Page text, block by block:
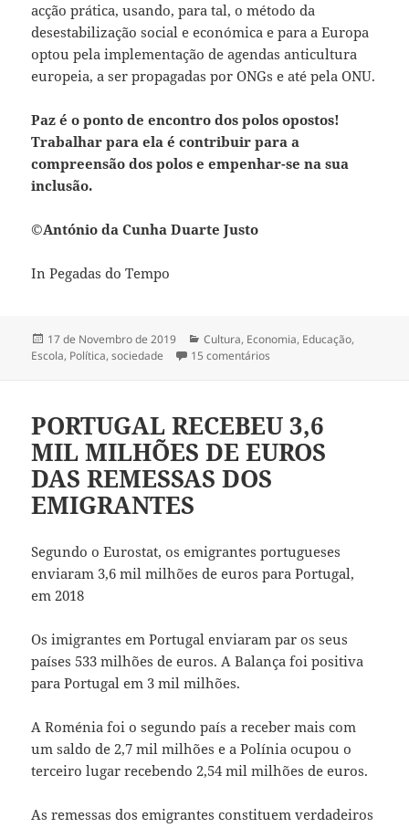
acção prática, usando, para tal, o método da
desestabilização social e económica e para a Europa
optou pela implementação de agendas anticultura
europeia, a ser propagadas por ONGs e até pela ONU.
Paz é o ponto de encontro dos polos opostos!
Trabalhar para ela é contribuir para a
compreensão dos polos e empenhar-se na sua
inclusão.
©António da Cunha Duarte Justo
In Pegadas do Tempo
Publicado
a
17 de Novembro de 2019 Categorias
Cultura, Economia, Educação,
Escola, Política,sociedade 15 comentários
PORTUGAL RECEBEU 3,6
MIL MILHÕES DE EUROS
DAS REMESSAS DOS
EMIGRANTES
Segundo o Eurostat, os emigrantes portugueses
enviaram 3,6 mil milhões de euros para Portugal,
em 2018
Os imigrantes em Portugal enviaram par os seus
países 533 milhões de euros. A Balança foi positiva
para Portugal em 3 mil milhões.
A Roménia foi o segundo país a receber mais com
um saldo de 2,7 mil milhões e a Polínia ocupou o
terceiro lugar recebendo 2,54 mil milhões de euros.
As remessas dos emigrantes constituem verdadeiros